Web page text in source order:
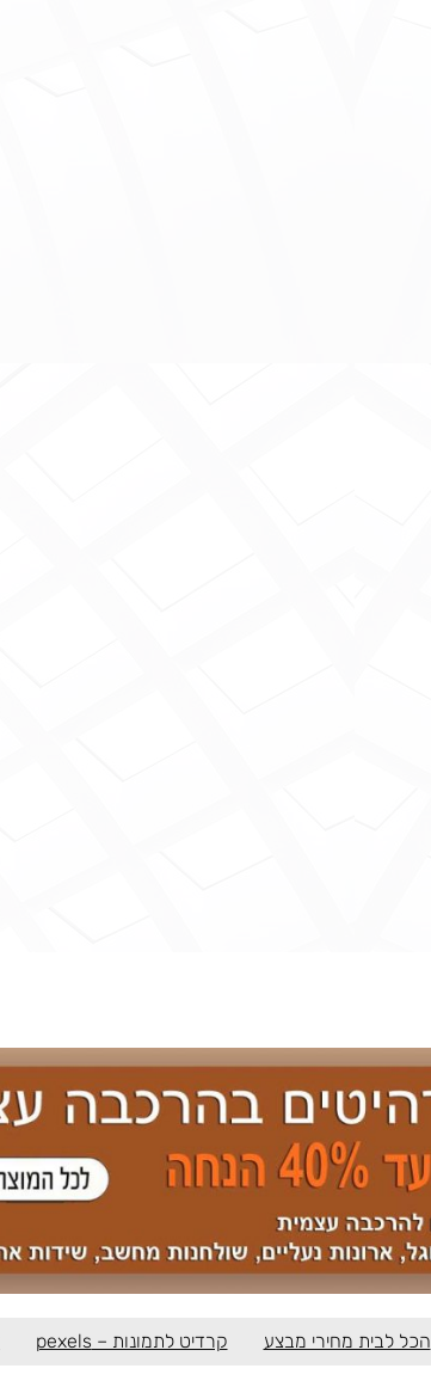
הכל לבית מחירי מבצע קרדיט לתמונות – pexels